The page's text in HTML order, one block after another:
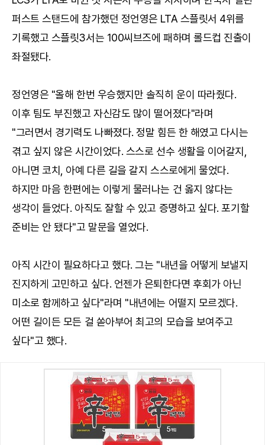
퍼스트 스탠드에 참가했던 정언영은 LTA 스플릿서 4위를
기록했고 스플릿3서는 100씨브즈에 패하며 롤드컵 진출이
좌절됐다.
정언영은 "올해 한번 우승했지만 솔직히 운이 따라줬다.
이후 팀도 부진했고 자신감도 많이 떨어졌다"라며
"그러면서 경기력도 나빠졌다. 정말 힘든 한 해였고 다시는
겪고 싶지 않은 시간이었다. 스스로 선수 생활을 이어갈지,
아니면 코치, 아예 다른 길을 갈지 스스로에게 물었다.
하지만 마음 한편에는 이렇게 물러나는 건 옳지 않다는
생각이 들었다. 아직도 잘할 수 있고 증명하고 싶다. 포기할
준비는 안 됐다"고 말문을 열었다.
아직 시간이 필요하다고 했다. 그는 "내년을 어떻게 보낼지
진지하게 고민하고 싶다. 언젠가 은퇴한다면 후회가 아닌
미소로 함께하고 싶다"라며 "내년에는 어떨지 모르겠다.
어떤 길이든 모든 걸 쏟아부어 최고의 모습을 보여주고
싶다"고 했다.